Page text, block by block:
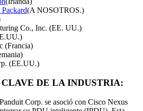
(A NOSOTROS.)
Co., Inc. (EE. UU.)
(Francia)
(EE.UU.)
DE LA INDUSTRIA:
Panduit Corp. se asoció con Cisco Nexus